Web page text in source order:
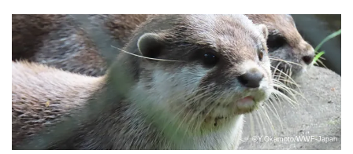
©Y.Okamoto/WWF-Japan